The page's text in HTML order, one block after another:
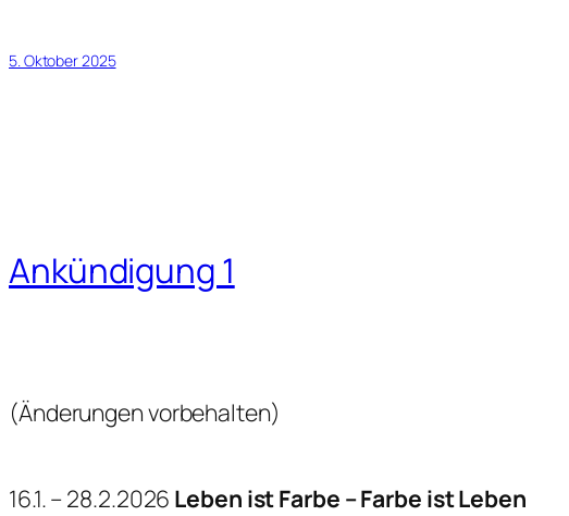
5. Oktober 2025
Ankündigung 1
(Änderungen vorbehalten)
16.1. – 28.2.2026 Leben ist Farbe – Farbe ist Leben